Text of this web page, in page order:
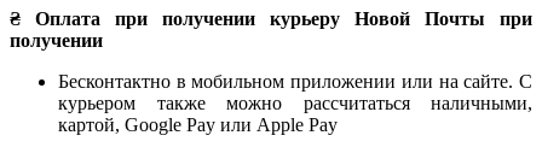
₴ Оплата при получении курьеру Новой Почты при
получении
Бесконтактно в мобильном приложении или на сайте. С
курьером также можно рассчитаться наличными,
картой, Google Pay или Apple Pay